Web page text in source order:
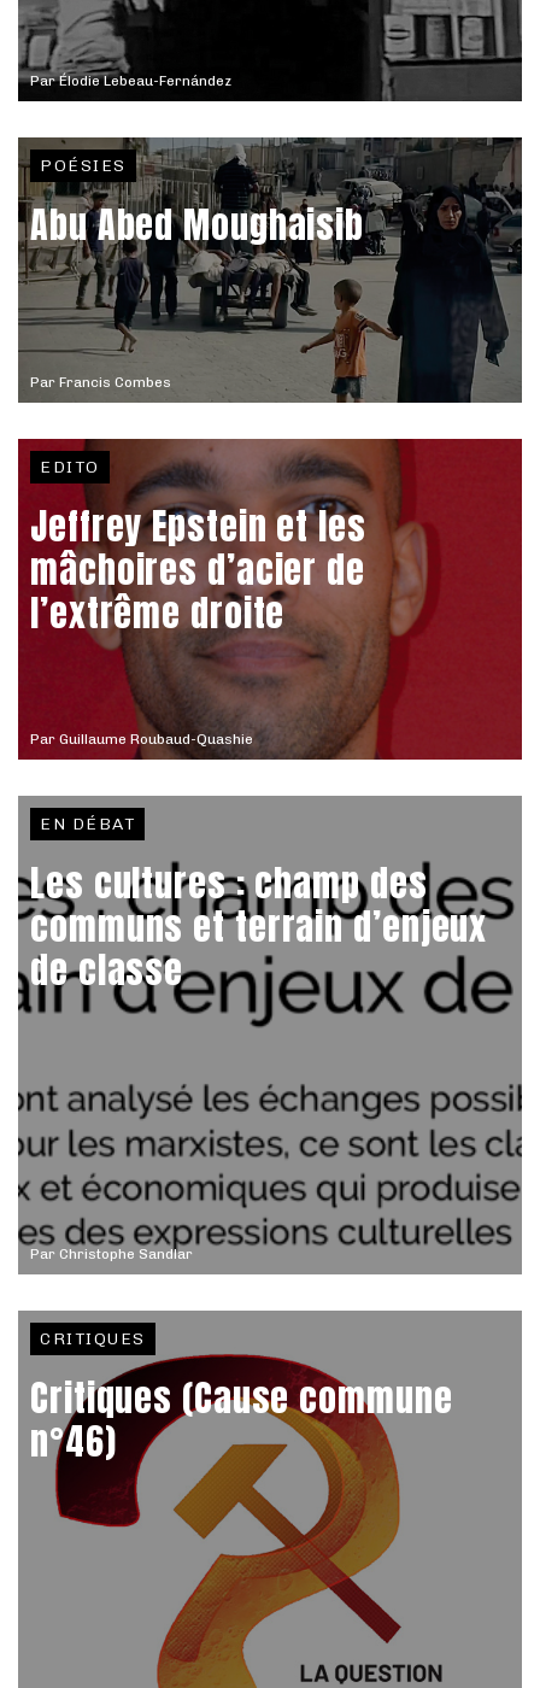
ParÉlodie Lebeau-Fernández
Par Francis Combes
POÉSIES
Abu Abed Moughaisib
Par Guillaume Roubaud-Quashie
EDITO
Jeffrey Epstein et les
mâchoires d’acier de
l’extrême droite
Par Christophe Sandlar
EN DÉBAT
Les cultures : champ des
communs et terrain d’enjeux
de classe
CRITIQUES
Critiques (Cause commune
n°46)